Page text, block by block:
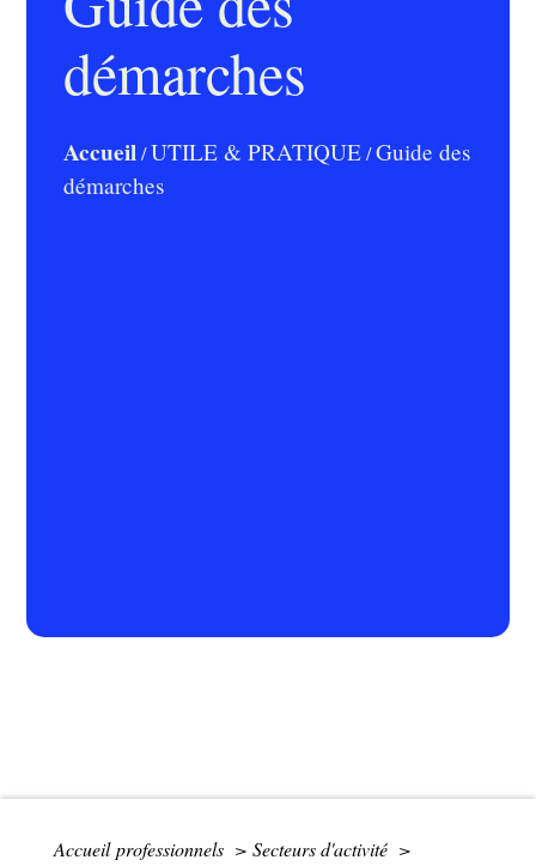
démarches
Accueil/UTILE & PRATIQUE/Guide des
démarches
Accueil professionnels > Secteurs d'activité >